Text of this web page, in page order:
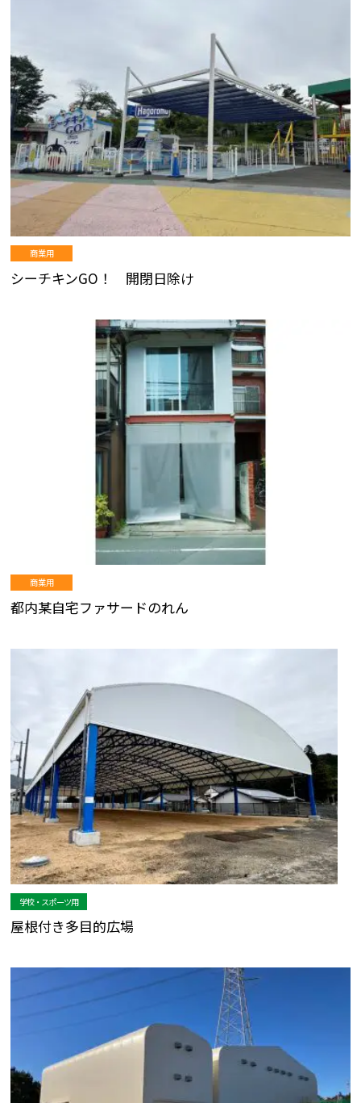
商業用
シーチキンGO！ 開閉日除け
商業用
都内某自宅ファサードのれん
学校・スポーツ用
屋根付き多目的広場